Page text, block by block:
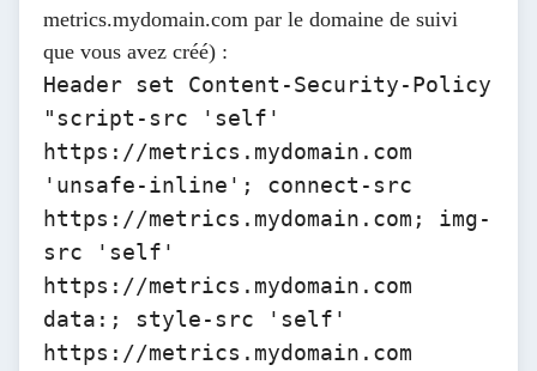
metrics.mydomain.com par le domaine de suivi
que vous avez créé) :
Header set Content-Security-Policy
"script-src 'self'
https://metrics.mydomain.com
'unsafe-inline'; connect-src
https://metrics.mydomain.com; img-
src 'self'
https://metrics.mydomain.com
data:; style-src 'self'
https://metrics.mydomain.com